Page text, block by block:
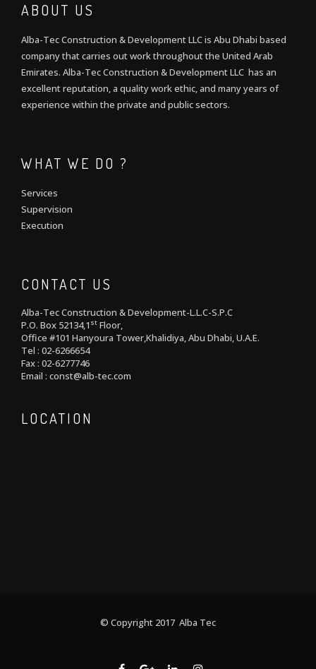
ABOUT US
Alba-Tec Construction & Development LLC is Abu Dhabi based
company that carries out work throughout the United Arab
Emirates. Alba-Tec Construction & Development LLC has an
excellent reputation, a quality work ethic, and many years of
experience within the private and public sectors.
WHAT WE DO ?
Services
Supervision
Execution
CONTACT US
Alba-Tec Construction & Development-L.L.C-S.P.C
P.O. Box 52134,1 st Floor,
Office #101 Hanyoura Tower,Khalidiya, Abu Dhabi, U.A.E.
Tel : 02-6266654
Fax : 02-6277746
Email : const@alb-tec.com
LOCATION
© Copyright 2017 Alba Tec